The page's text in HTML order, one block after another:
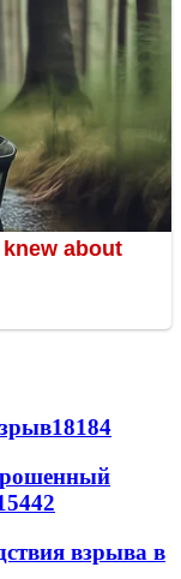
18184
взрыва в